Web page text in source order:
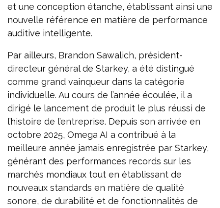
et une conception étanche, établissant ainsi une
nouvelle référence en matière de performance
auditive intelligente.
Par ailleurs, Brandon Sawalich, président-
directeur général de Starkey, a été distingué
comme grand vainqueur dans la catégorie
individuelle. Au cours de l’année écoulée, il a
dirigé le lancement de produit le plus réussi de
l’histoire de l’entreprise. Depuis son arrivée en
octobre 2025, Omega AI a contribué à la
meilleure année jamais enregistrée par Starkey,
générant des performances records sur les
marchés mondiaux tout en établissant de
nouveaux standards en matière de qualité
sonore, de durabilité et de fonctionnalités de